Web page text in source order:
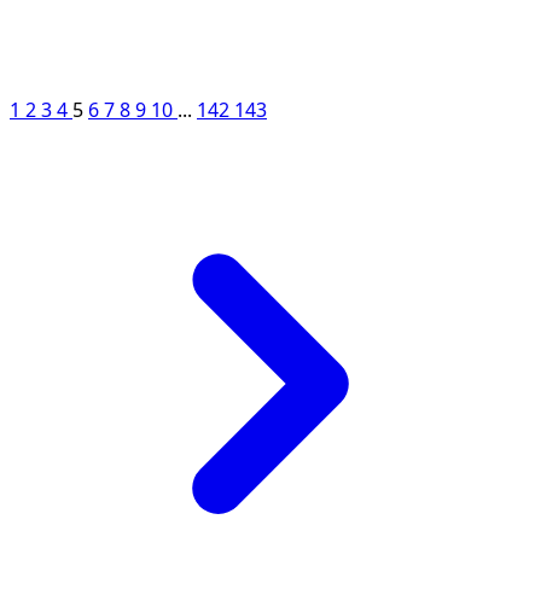
1 234 5 6789 10 ... 142 143